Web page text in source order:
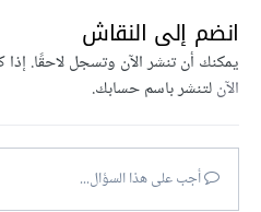
انضم إلى النقاش
يمكنك أن تنشر الآن وتسجل لاحقًا.
الآنلتنشر باسم حسابك.
أجب على هذا السؤال...